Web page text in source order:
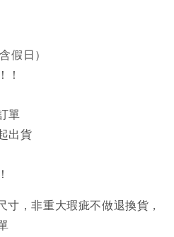
假日）
！
單
出貨
，非重大瑕疵不做退換貨，